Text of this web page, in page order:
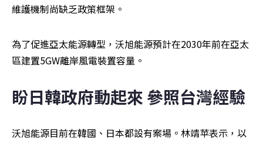
維護機制尚缺乏政策框架。
為了促進亞太能源轉型，沃旭能源預計在2030年前在亞太
區建置5GW離岸風電裝置容量。
盼日韓政府動起來 參照台灣經驗
沃旭能源目前在韓國、日本都設有案場。林靖苹表示，以